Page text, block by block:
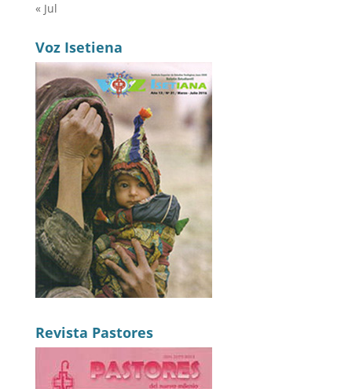
« Jul
Voz Isetiena
Revista Pastores